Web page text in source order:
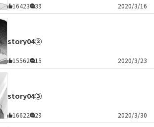
16423 39 2020/3/16
story04②
15562 15 2020/3/23
story04③
16622 29 2020/3/30